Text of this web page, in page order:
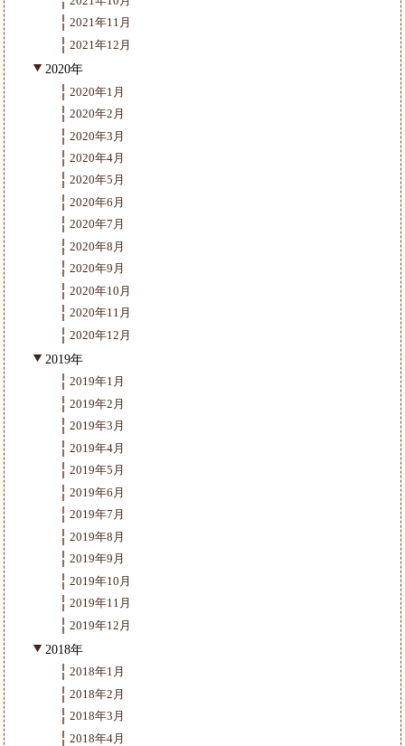
2021年11月
2021年12月
2020年
2020年1月
2020年2月
2020年3月
2020年4月
2020年5月
2020年6月
2020年7月
2020年8月
2020年9月
2020年10月
2020年11月
2020年12月
2019年
2019年1月
2019年2月
2019年3月
2019年4月
2019年5月
2019年6月
2019年7月
2019年8月
2019年9月
2019年10月
2019年11月
2019年12月
2018年
2018年1月
2018年2月
2018年3月
2018年4月